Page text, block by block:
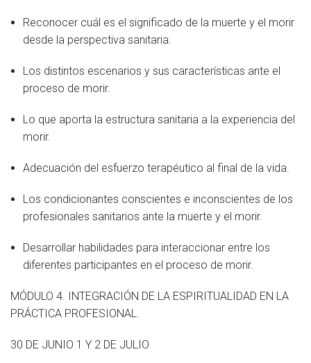
Reconocer cuál es el significado de la muerte y el morir
desde la perspectiva sanitaria.
Los distintos escenarios y sus características ante el
proceso de morir.
Lo que aporta la estructura sanitaria a la experiencia del
morir.
Adecuación del esfuerzo terapéutico al final de la vida.
Los condicionantes conscientes e inconscientes de los
profesionales sanitarios ante la muerte y el morir.
Desarrollar habilidades para interaccionar entre los
diferentes participantes en el proceso de morir.
MÓDULO 4. INTEGRACIÓN DE LA ESPIRITUALIDAD EN LA
PRÁCTICA PROFESIONAL.
30 DE JUNIO 1 Y 2 DE JULIO